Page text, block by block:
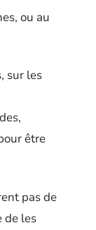
ou au
sur les
être
pas de
de les